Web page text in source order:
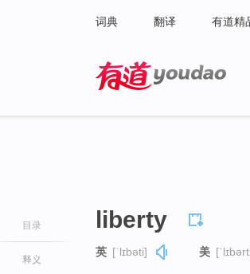
词典 翻译 有道精
目录
释义
liberty
英 [ˈlɪbəti] 美